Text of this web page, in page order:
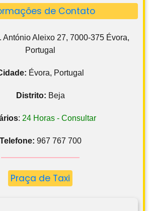
de Contato
António Aleixo 27, 7000-375 Évora,
Portugal
Évora, Portugal
Distrito: Beja
: 24 Horas - Consultar
Telefone: 967 767 700
Praça de Taxi